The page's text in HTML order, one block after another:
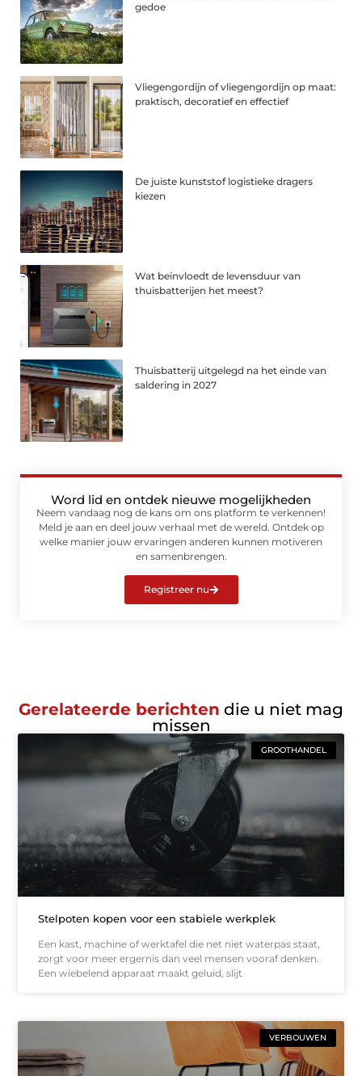
gedoe
Vliegengordijn of vliegengordijn op maat:
praktisch, decoratief en effectief
De juiste kunststof logistieke dragers
kiezen
Wat beïnvloedt de levensduur van
thuisbatterijen het meest?
Thuisbatterij uitgelegd na het einde van
saldering in 2027
Word lid en ontdek nieuwe mogelijkheden
Neem vandaag nog de kans om ons platform te verkennen!
Meld je aan en deel jouw verhaal met de wereld. Ontdek op
welke manier jouw ervaringen anderen kunnen motiveren
en samenbrengen.
Registreer nu
Gerelateerde berichten die u niet mag
missen
GROOTHANDEL
Stelpoten kopen voor een stabiele werkplek
Een kast, machine of werktafel die net niet waterpas staat,
zorgt voor meer ergernis dan veel mensen vooraf denken.
Een wiebelend apparaat maakt geluid, slijt
VERBOUWEN